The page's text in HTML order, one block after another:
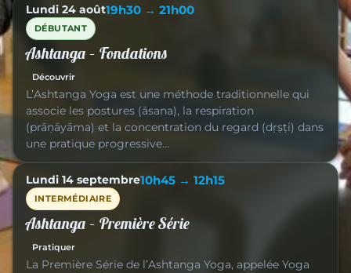
Lundi 24 août19h30 → 21h00
DÉBUTANT
Ashtanga – Fondations
Découvrir
L’Ashtanga Yoga est une méthode traditionnelle qui
associe les postures (āsana), la respiration
(prāṇāyāma) et la concentration du regard (dṛṣṭi) dans
une pratique progressive…
Lundi 14 septembre10h45 → 12h15
INTERMÉDIAIRE
Ashtanga – Première Série
Pratiquer
La Première Série de l’Ashtanga Yoga, appelée Yoga